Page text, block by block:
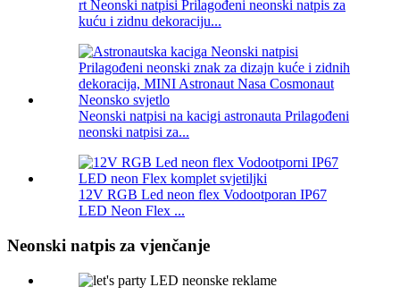
rt Neonski natpisi Prilagođeni neonski natpis za
kuću i zidnu dekoraciju...
Neonski natpisi na kacigi astronauta Prilagođeni
neonski natpisi za...
12V RGB Led neon flex Vodootporan IP67
LED Neon Flex ...
Neonski natpis za vjenčanje